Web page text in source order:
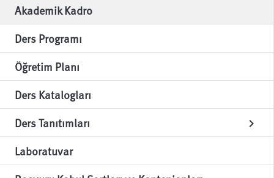
Akademik Kadro
Ders Programı
Öğretim Planı
Ders Katalogları
Ders Tanıtımları
chevron_right
Laboratuvar